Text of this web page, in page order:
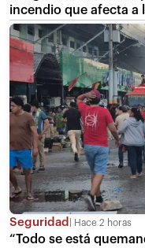
incendio que afecta a
Seguridad Hace 2 horas
“Todo se está